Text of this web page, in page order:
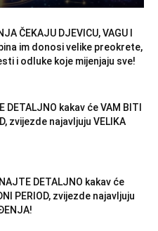
ČEKAJU DJEVICU, VAGU I
im donosi velike preokrete,
i odluke koje mijenjaju sve!
DETALJNO kakav će VAM BITI
zvijezde najavljuju VELIKA
DETALJNO kakav će
PERIOD, zvijezde najavljuju